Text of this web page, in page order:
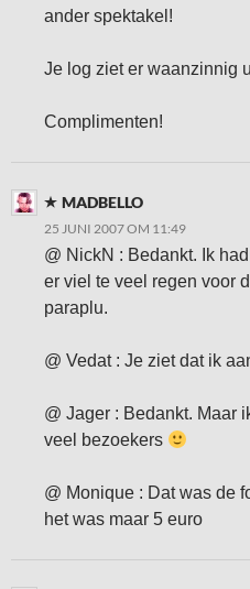
ander spektakel!
Je log ziet er waanzinnig
Complimenten!
MADBELLO
25 JUNI 2007 OM 11:49
@ NickN : Bedankt. Ik
er viel te veel regen voor
paraplu.
@ Vedat : Je ziet dat ik
@ Jager : Bedankt. Maar
veel bezoekers
@ Monique : Dat was de
het was maar 5 euro